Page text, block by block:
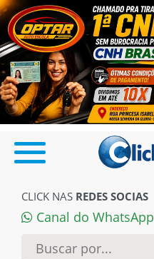
CLICK NAS REDES SOCIAS
Canal do WhatsApp